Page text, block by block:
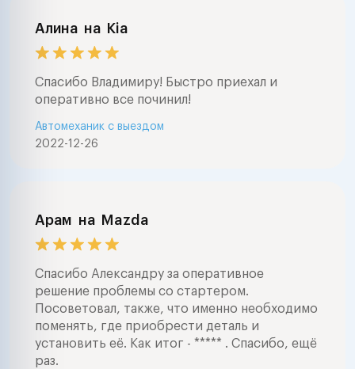
Алина на Kia
Спасибо Владимиру! Быстро приехал и
оперативно все починил!
2022-12-26
Автомеханик с выездом
Арам на Mazda
Спасибо Александру за оперативное
решение проблемы со стартером.
Посоветовал, также, что именно необходимо
поменять, где приобрести деталь и
установить её. Как итог - ***** . Спасибо, ещё
раз.